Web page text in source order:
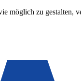
möglich zu gestalten,